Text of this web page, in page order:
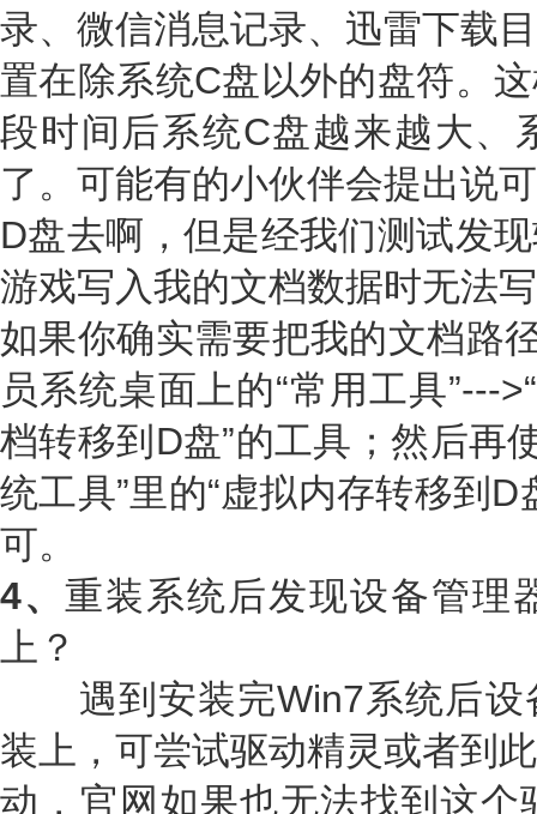
录、微信消息记录、迅雷下载
置在除系统C盘以外的盘符。
段时间后系统C盘越来越大、
了。可能有的小伙伴会提出说
D盘去啊，但是经我们测试发
游戏写入我的文档数据时无法
如果你确实需要把我的文档路
员系统桌面上的“常用工具”---
档转移到D盘”的工具；然后再
统工具”里的“虚拟内存转移到
可。
4、 重装系统后发现设备管理
上？
遇到安装完Win7系统后设
装上，可尝试驱动精灵或者到
动，官网如果也无法找到这